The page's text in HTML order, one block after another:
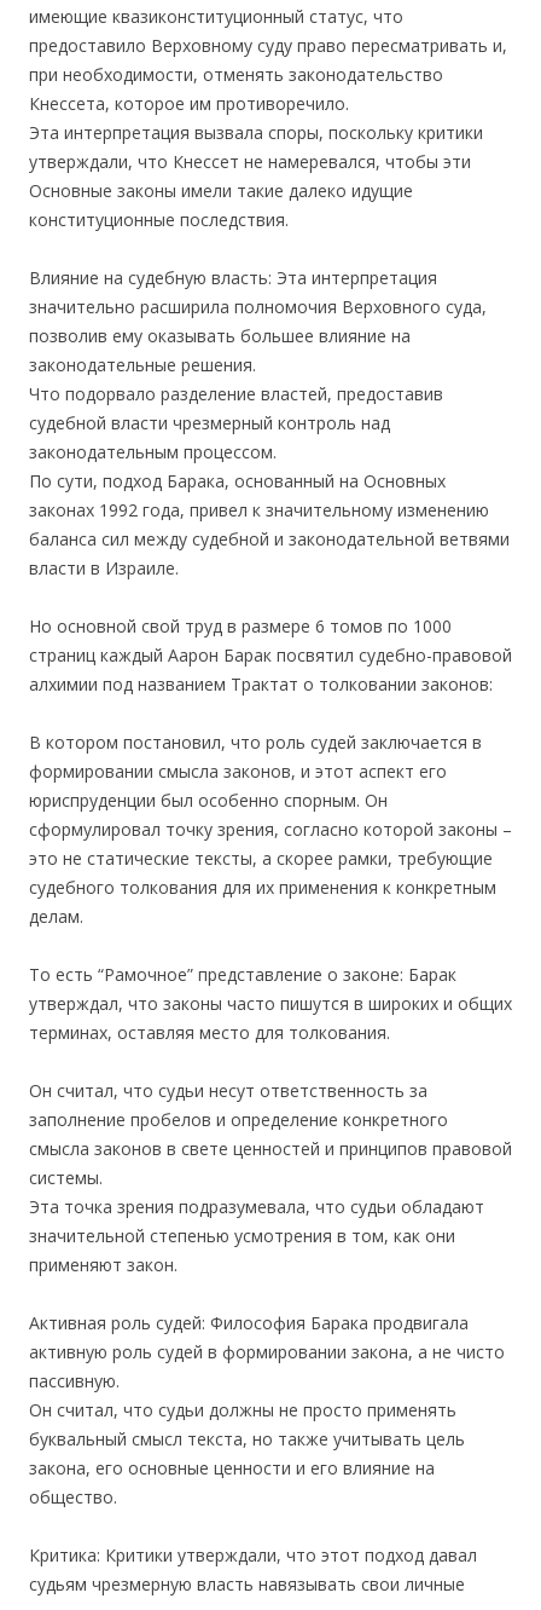
имеющие квазиконституционный статус, что
предоставило Верховному суду право пересматривать и,
при необходимости, отменять законодательство
Кнессета, которое им противоречило.
Эта интерпретация вызвала споры, поскольку критики
утверждали, что Кнессет не намеревался, чтобы эти
Основные законы имели такие далеко идущие
конституционные последствия.
Влияние на судебную власть: Эта интерпретация
значительно расширила полномочия Верховного суда,
позволив ему оказывать большее влияние на
законодательные решения.
Что подорвало разделение властей, предоставив
судебной власти чрезмерный контроль над
законодательным процессом.
По сути, подход Барака, основанный на Основных
законах 1992 года, привел к значительному изменению
баланса сил между судебной и законодательной ветвями
власти в Израиле.
Но основной свой труд в размере 6 томов по 1000
страниц каждый Аарон Барак посвятил судебно-правовой
алхимии под названием Трактат о толковании законов:
В котором постановил, что роль судей заключается в
формировании смысла законов, и этот аспект его
юриспруденции был особенно спорным. Он
сформулировал точку зрения, согласно которой законы –
это не статические тексты, а скорее рамки, требующие
судебного толкования для их применения к конкретным
делам.
То есть “Рамочное” представление о законе: Барак
утверждал, что законы часто пишутся в широких и общих
терминах, оставляя место для толкования.
Он считал, что судьи несут ответственность за
заполнение пробелов и определение конкретного
смысла законов в свете ценностей и принципов правовой
системы.
Эта точка зрения подразумевала, что судьи обладают
значительной степенью усмотрения в том, как они
применяют закон.
Активная роль судей: Философия Барака продвигала
активную роль судей в формировании закона, а не чисто
пассивную.
Он считал, что судьи должны не просто применять
буквальный смысл текста, но также учитывать цель
закона, его основные ценности и его влияние на
общество.
Критика: Критики утверждали, что этот подход давал
судьям чрезмерную власть навязывать свои личные